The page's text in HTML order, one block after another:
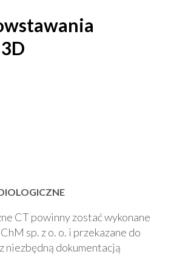
CT powinny zostać wykonane
sp. z o. o. i przekazane do
niezbędną dokumentacją